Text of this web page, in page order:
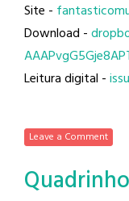
Site -
Download -
Leitura digital -
Leave a Comment